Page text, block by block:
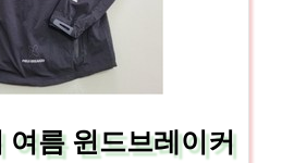
여름 윈드브레이커